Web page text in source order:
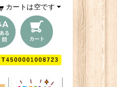
カートは空です